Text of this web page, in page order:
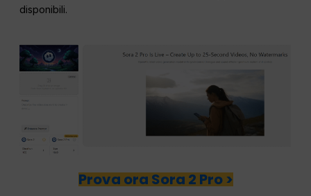
disponibili.
Prova ora Sora 2 Pro >